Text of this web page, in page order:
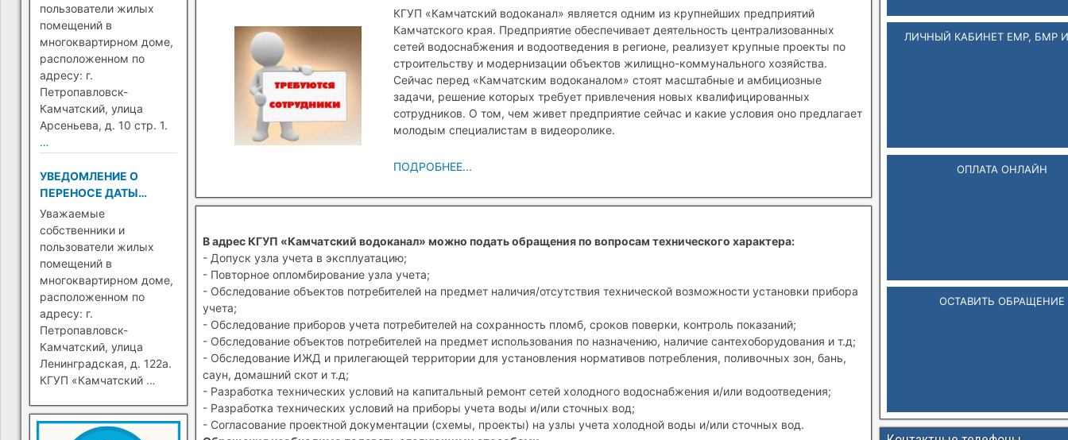
КГУП «Камчатский водоканал» является одним из крупнейших предприятий
Камчатского края. Предприятие обеспечивает деятельность централизованных
сетей водоснабжения и водоотведения в регионе, реализует крупные проекты по
строительству и модернизации объектов жилищно-коммунального хозяйства.
Сейчас перед «Камчатским водоканалом» стоят масштабные и амбициозные
задачи, решение которых требует привлечения новых квалифицированных
сотрудников. О том, чем живет предприятие сейчас и какие условия оно предлагает
молодым специалистам в видеоролике.
ПОДРОБНЕЕ...
В адрес КГУП «Камчатский водоканал» можно подать обращения по вопросам технического характера:
- Допуск узла учета в эксплуатацию;
- Повторное опломбирование узла учета;
- Обследование объектов потребителей на предмет наличия/отсутствия технической возможности установки прибора
учета;
- Обследование приборов учета потребителей на сохранность пломб, сроков поверки, контроль показаний;
- Обследование объектов потребителей на предмет использования по назначению, наличие сантехоборудования и т.д;
- Обследование ИЖД и прилегающей территории для установления нормативов потребления, поливочных зон, бань,
саун, домашний скот и т.д;
- Разработка технических условий на капитальный ремонт сетей холодного водоснабжения и/или водоотведения;
- Разработка технических условий на приборы учета воды и/или сточных вод;
- Согласование проектной документации (схемы, проекты) на узлы учета холодной воды и/или сточных вод.
Петропавловск-
Камчатский)
пользователи жилых
помещений в
многоквартирном доме,
расположенном по
адресу: г.
Петропавловск-
Камчатский, улица
Арсеньева, д. 10 стр. 1.
…
УВЕДОМЛЕНИЕ О
ПЕРЕНОСЕ ДАТЫ
ПЕРЕХОДА НА ПРЯМЫЕ
ПЛАТЕЖИ (Г.
ПЕТРОПАВЛОВСК-
КАМЧАТСКИЙ)
Уважаемые
собственники и
пользователи жилых
помещений в
многоквартирном доме,
расположенном по
адресу: г.
Петропавловск-
Камчатский, улица
Ленинградская, д. 122а.
КГУП «Камчатский …
ЛИЧНЫЙ КАБИНЕТ ЕМР, БМР
ОПЛАТА ОНЛАЙН
ОСТАВИТЬ ОБРАЩЕНИЕ